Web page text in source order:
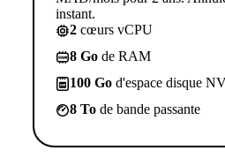
instant.
2 cœurs vCPU
8 Go de RAM
100 Go d'espace disque
8 To de bande passante